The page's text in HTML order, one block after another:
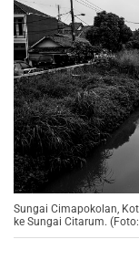
Sungai Cimapokolan,
ke Sungai Citarum.